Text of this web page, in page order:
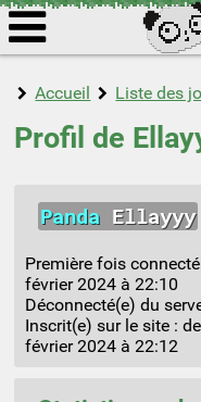
Accueil Liste des
Profil de
PandaEllayyy
Première fois
février 2024 à 22:10
Déconnecté(e) du
Inscrit(e) sur le site :
février 2024 à 22:12